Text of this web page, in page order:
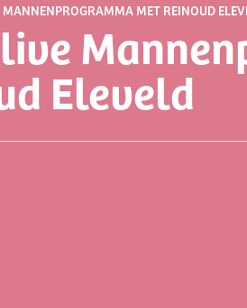
MANNENPROGRAMMA MET REINOUD
Eleveld